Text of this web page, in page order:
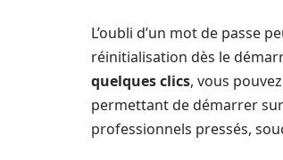
L’oubli d’un mot de passe
réinitialisation dès le
quelques clics, vous
permettant de démarrer
professionnels pressés,